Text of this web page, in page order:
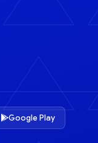
Google Play